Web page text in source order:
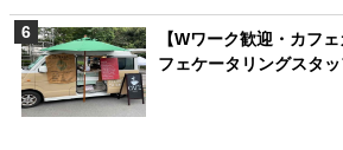
【Wワーク歓迎・カフ
フェケータリングスタッ